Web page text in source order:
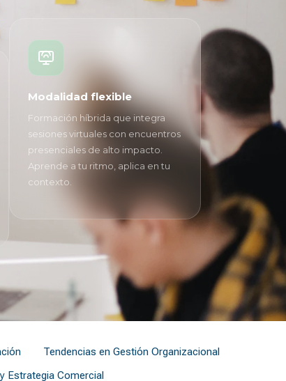
04
Modalidad flexible
Formación híbrida que integra
sesiones virtuales con encuentros
presenciales de alto impacto.
Aprende a tu ritmo, aplica en tu
contexto.
Tendencias en Gestión Organizacional
Estrategia Comercial